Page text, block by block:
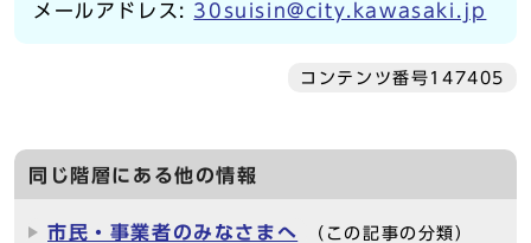
メールアドレス: 30suisin@city.kawasaki.jp
コンテンツ番号147405
同じ階層にある他の情報
市民・事業者のみなさまへ （この記事の分類）